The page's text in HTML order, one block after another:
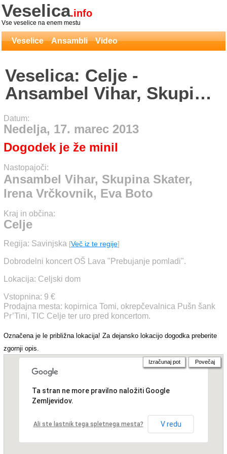
Veselica.info
Vse veselice na enem mestu
Veselice Ansambli Video
Veselica: Celje -
Ansambel Vihar, Skupina
Skater, Irena Vrčkovnik,
Eva Boto
Datum:
Nedelja, 17. marec 2013
Dogodek je že minil
Nastopajoči:
Ansambel Vihar, Skupina Skater,
Irena Vrčkovnik, Eva Boto
Kraj in občina:
Celje
Regija: Savinjska [Več iz te regije]
Dobrodelni koncert OŠ Lava "Prebujanje pomladi".
Lokacija: Celjski dom
Vstopnina: 9 €
Prodajna mesta: kopirnica Tomi, okrepčevalnica Pušn šank
Pr’Tini, TIC Celje ter uro pred koncertom.
Označena je le približna lokacija! Za dejansko lokacijo dogodka preberite
zgornji opis.
Ta stran ne more pravilno naložiti Google
Zemljevidov.
Ali ste lastnik tega spletnega mesta? V redu
Izračunaj pot Povečaj